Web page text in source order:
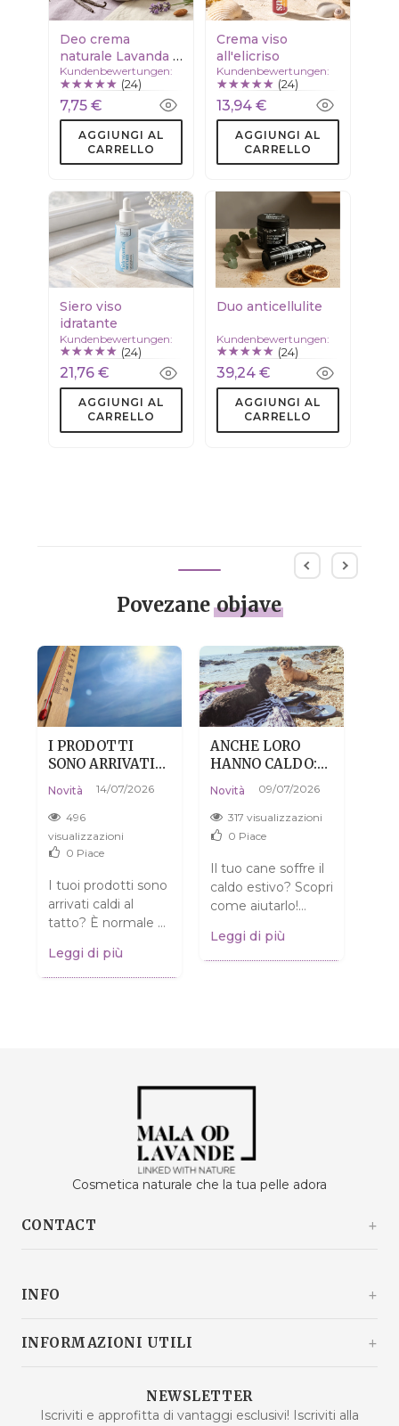
Deo crema
naturale Lavanda /
Vaniglia
Kundenbewertungen:
(24)
7,75 €
AGGIUNGI AL
CARRELLO
Crema viso
all'elicriso
Kundenbewertungen:
(24)
13,94 €
AGGIUNGI AL
CARRELLO
Siero viso
idratante
Kundenbewertungen:
(24)
21,76 €
AGGIUNGI AL
CARRELLO
Duo anticellulite
Kundenbewertungen:
(24)
39,24 €
AGGIUNGI AL
CARRELLO
Povezaneobjave
I PRODOTTI
SONO ARRIVATI
CALDI? NIENTE
PAURA, È DEL
TUTTO
NORMALE.
Novità 14/07/2026
496
visualizzazioni
0 Piace
I tuoi prodotti sono
arrivati caldi al
tatto? È normale e
siano rovinati!
Scopri cosa fare.
Leggi di più
ANCHE LORO
HANNO CALDO:
COME AIUTARE
IL TUO CANE A
SOPRAVVIVERE
ALL'ESTATE
Novità 09/07/2026
317 visualizzazioni
0 Piace
Il tuo cane soffre il
caldo estivo? Scopri
come aiutarlo!
garantire al tuo
amico a quattro
Leggi di più
Cosmetica naturale che la tua pelle adora
CONTACT
Croazia
Lun - Ven: 9:00 - 15:00
INFO
Chi siamo
Nuovi prodotti
INFORMAZIONI UTILI
Domande frequenti
NEWSLETTER
Iscriviti e approfitta di vantaggi esclusivi! Iscriviti alla